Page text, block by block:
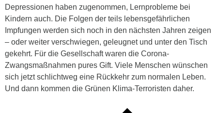
Depressionen haben zugenommen, Lernprobleme bei
Kindern auch. Die Folgen der teils lebensgefährlichen
Impfungen werden sich noch in den nächsten Jahren zeigen
– oder weiter verschwiegen, geleugnet und unter den Tisch
gekehrt. Für die Gesellschaft waren die Corona-
Zwangsmaßnahmen pures Gift. Viele Menschen wünschen
sich jetzt schlichtweg eine Rückkehr zum normalen Leben.
Und dann kommen die Grünen Klima-Terroristen daher.